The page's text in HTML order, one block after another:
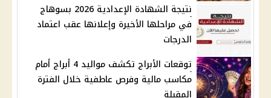
نتيجة الشهادة الإعدادية 2026 بسوهاج
في مراحلها الأخيرة وإعلانها عقب اعتماد
الدرجات
توقعات الأبراج تكشف مواليد 4 أبراج أمام
مكاسب مالية وفرص عاطفية خلال الفترة
المقبلة